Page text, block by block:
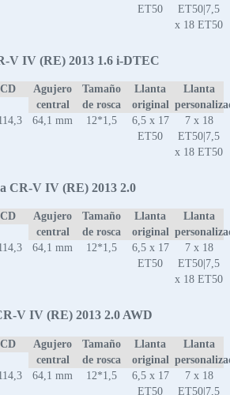
ET50
ET50|7,5
x 18 ET50
V IV (RE) 2013 1.6 i-DTEC
Agujero
central
Tamaño
de rosca
Llanta
original
Llanta
64,1 mm 12*1,5
6,5 x 17
ET50
7 x 18
ET50|7,5
x 18 ET50
CR-V IV (RE) 2013 2.0
Agujero
central
Tamaño
de rosca
Llanta
original
Llanta
64,1 mm 12*1,5
6,5 x 17
ET50
7 x 18
ET50|7,5
x 18 ET50
V IV (RE) 2013 2.0 AWD
Agujero
central
Tamaño
de rosca
Llanta
original
Llanta
64,1 mm 12*1,5
6,5 x 17
ET50
7 x 18
ET50|7,5